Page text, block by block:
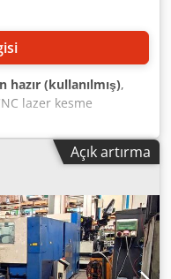
hazır (kullanılmış),
lazer kesme
1500mm, Z ekseni
5000W, maks.
çelik/alüminyum):
35000 saat,
Aşağıdaki
E/R modülü, 2020
türbini. Toplam
2400mm,
imkanı mevcuttur.
Açık artırma